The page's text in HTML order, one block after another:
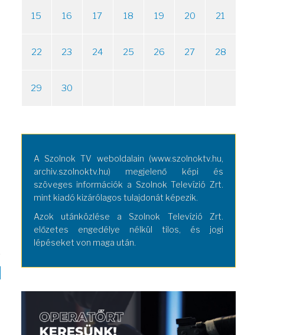
15 16 17 18 19 20 21
22 23 24 25 26 27 28
29 30
A Szolnok TV weboldalain (www.szolnoktv.hu,
archiv.szolnoktv.hu) megjelenő képi és
szöveges információk a Szolnok Televízió Zrt.
mint kiadó kizárólagos tulajdonát képezik.
Azok utánközlése a Szolnok Televízió Zrt.
előzetes engedélye nélkül tilos, és jogi
lépéseket von maga után.